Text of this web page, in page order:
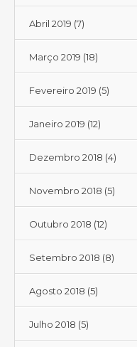
Abril 2019 (7)
Março 2019 (18)
Fevereiro 2019 (5)
Janeiro 2019 (12)
Dezembro 2018 (4)
Novembro 2018 (5)
Outubro 2018 (12)
Setembro 2018 (8)
Agosto 2018 (5)
Julho 2018 (5)